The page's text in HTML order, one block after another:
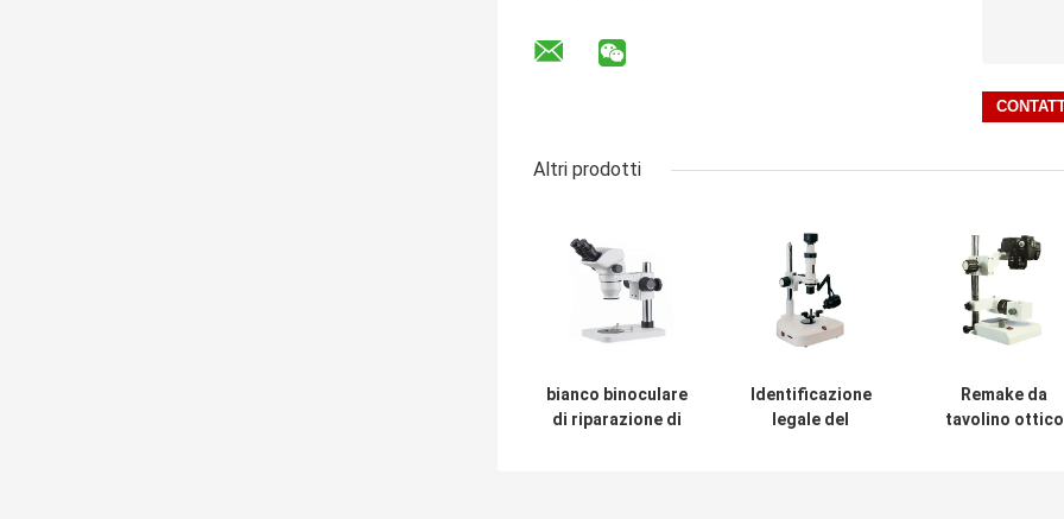
Altri prodotti
bianco binoculare
di riparazione di
Identificazione
legale del
Remake da
tavolino ottico